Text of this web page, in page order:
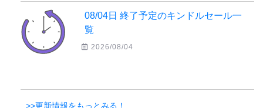
08/04日 終了予定のキンドルセール一
覧
2026/08/04
>>更新情報をもっとみる！